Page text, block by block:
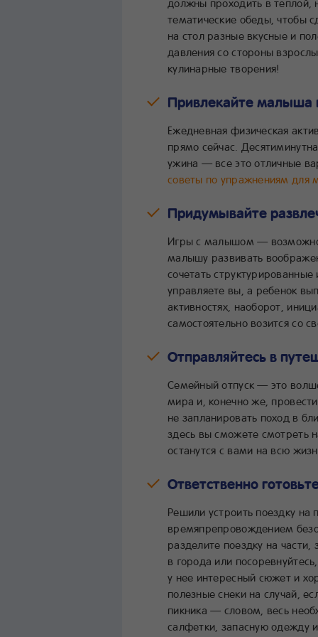
должны проходить в
тематические обеды, чтобы
на стол разные вкусные и
давления со стороны
кулинарные творения!
Привлекайте малыша
Ежедневная физическая
прямо сейчас.
ужина — все это отличные
советы по упражнениям
Придумывайте
Игры с малышом —
малышу развивать
сочетать
управляете вы, а ребенок
активностях, наоборот,
самостоятельно возится со
Отправляйтесь в
Семейный отпуск — это
мира и, конечно же,
не запланировать поход в
здесь вы сможете смотреть
останутся с вами на всю
Ответственно
Решили устроить поездку
времяпрепровождением
разделите поездку на
в города или
у нее интересный сюжет и
полезные снеки на случай,
пикника — словом, весь
салфетки, запасную одежду